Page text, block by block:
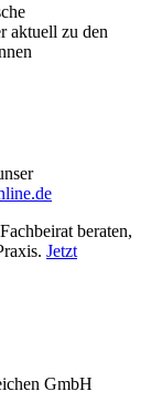
aktuell zu den
beraten,
Jetzt
GmbH